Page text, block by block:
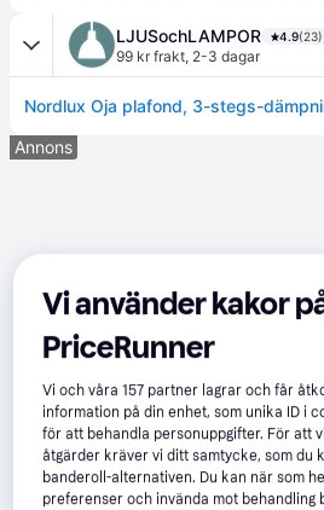
LJUSochLAMPOR 4.9(23)
99 kr frakt, 2-3 dagar
Annons
Vi använder kakor
PriceRunner
Vi och våra157 partner lagrar och får
information på din enhet, som unika ID i
för att behandla personuppgifter. För att
åtgärder kräver vi ditt samtycke, som du
banderoll-alternativen. Du kan när som
preferenser och invända mot behandling